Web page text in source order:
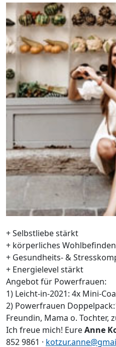
+ Selbstliebe stärkt
+ körperliches
+ Gesundheits- &
+ Energielevel stärkt
Angebot für Powerfrauen:
1) Leicht-in-2021: 4x Mini-
2) Powerfrauen
Freundin, Mama o. Tochter,
Ich freue mich! EureAnne
852 9861 ·